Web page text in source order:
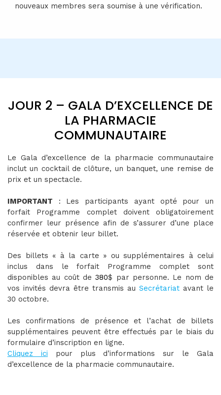
nouveaux membres sera soumise à une vérification.
JOUR 2 – GALA D’EXCELLENCE DE
LA PHARMACIE
COMMUNAUTAIRE
Le Gala d’excellence de la pharmacie communautaire
inclut un cocktail de clôture, un banquet, une remise de
prix et un spectacle.
IMPORTANT : Les participants ayant opté pour un
forfait Programme complet doivent obligatoirement
confirmer leur présence afin de s’assurer d’une place
réservée et obtenir leur billet.
Des billets « à la carte » ou supplémentaires à celui
inclus dans le forfait Programme complet sont
disponibles au coût de380$ par personne. Le nom de
vos invités devra être transmis au Secrétariat avant le
30 octobre.
Les confirmations de présence et l’achat de billets
supplémentaires peuvent être effectués par le biais du
formulaire d’inscription en ligne.
Cliquez ici pour plus d’informations sur le Gala
d’excellence de la pharmacie communautaire.